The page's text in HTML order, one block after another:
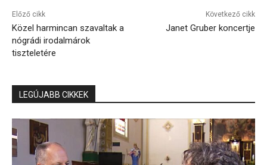
Előző cikk
Közel harmincan szavaltak a
nógrádi irodalmárok
tiszteletére
Következő cikk
Janet Gruber koncertje
LEGÚJABB CIKKEK